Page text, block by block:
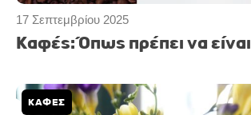
17 Σεπτεμβρίου 2025
Καφές: Όπως πρέπει να είναι
ΚΑΦΕΣ